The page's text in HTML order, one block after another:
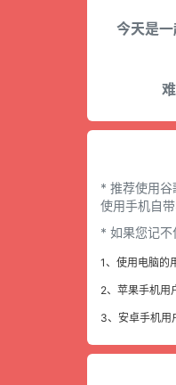
今天是
* 推荐使用
使用手机自
* 如果您记不
1、使用电脑的
2、苹果手机用
3、安卓手机用